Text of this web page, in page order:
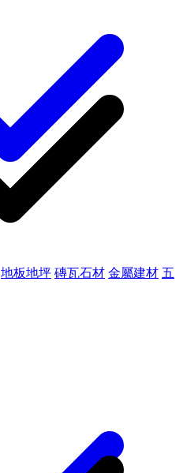
地板地坪 磚瓦石材 金屬建材 五